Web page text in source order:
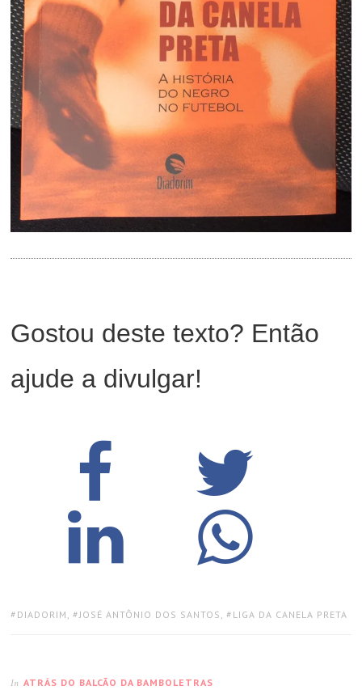
Gostou deste texto? Então
ajude a divulgar!
TAGS:
DIADORIM , JOSÉ ANTÔNIO DOS SANTOS , LIGA DA CANELA PRETA
In ATRÁS DO BALCÃO DA BAMBOLETRAS